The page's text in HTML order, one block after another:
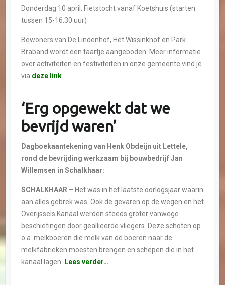
Donderdag 10 april: Fietstocht vanaf Koetshuis (starten
tussen 15-16.30 uur)
Bewoners van De Lindenhof, Het Wissinkhof en Park
Braband wordt een taartje aangeboden. Meer informatie
over activiteiten en festiviteiten in onze gemeente vind je
via deze link.
‘Erg opgewekt dat we
bevrijd waren’
Dagboekaantekening van Henk Obdeijn uit Lettele,
rond de bevrijding werkzaam bij bouwbedrijf Jan
Willemsen in Schalkhaar:
SCHALKHAAR – Het was in het laatste oorlogsjaar waarin
aan alles gebrek was. Ook de gevaren op de wegen en het
Overijssels Kanaal werden steeds groter vanwege
beschietingen door geallieerde vliegers. Deze schoten op
o.a. melkboeren die melk van de boeren naar de
melkfabrieken moesten brengen en schepen die in het
kanaal lagen.
Lees verder…